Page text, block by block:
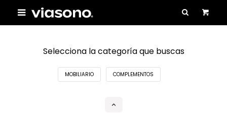

Selecciona la categoría que buscas
MOBILIARIO COMPLEMENTOS